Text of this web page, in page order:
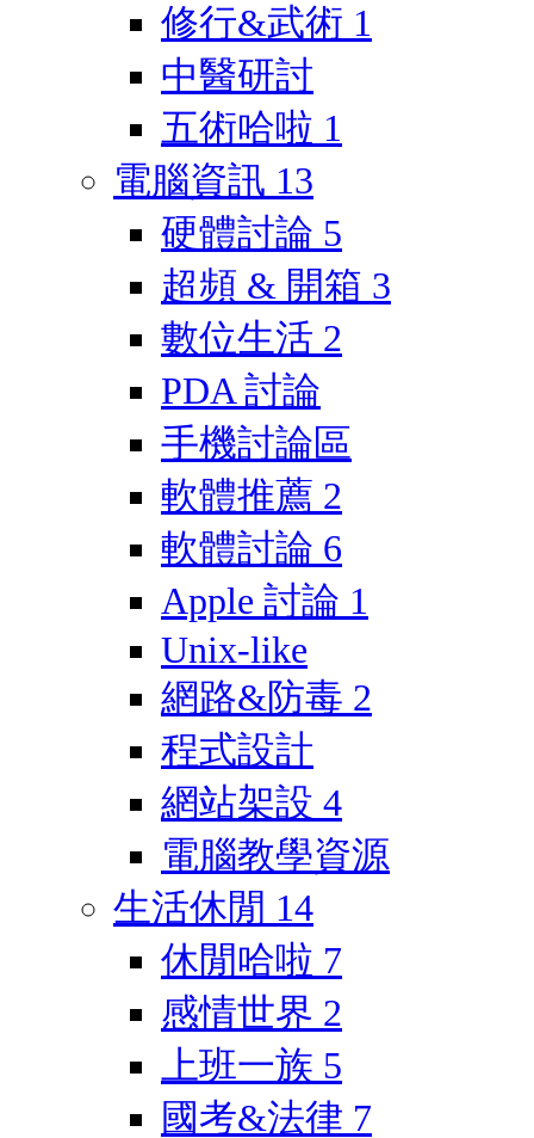
修行&武術 1
中醫研討
五術哈啦 1
電腦資訊 13
硬體討論 5
超頻 & 開箱 3
數位生活 2
PDA 討論
手機討論區
軟體推薦 2
軟體討論 6
Apple 討論 1
Unix-like
網路&防毒 2
程式設計
網站架設 4
電腦教學資源
生活休閒 14
休閒哈啦 7
感情世界 2
上班一族 5
國考&法律 7